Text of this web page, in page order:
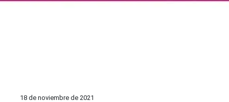
18 de noviembre de 2021